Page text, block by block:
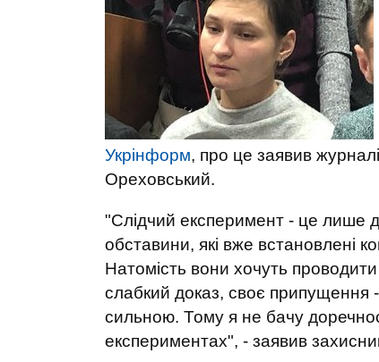
Укрінформ, про це заявив
Ореховський.
"Слідчий експеримент - це лише
обставини, які вже встановлені
Натомість вони хочуть
слабкий доказ, своє припущення
сильною. Тому я не бачу
експериментах", - заявив